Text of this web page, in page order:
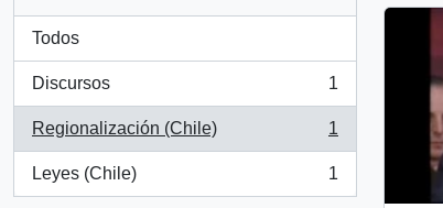
Todos
Discursos
, 1 resultados
1
Regionalización (Chile)
, 1 resultados
1
Leyes (Chile)
, 1 resultados
1